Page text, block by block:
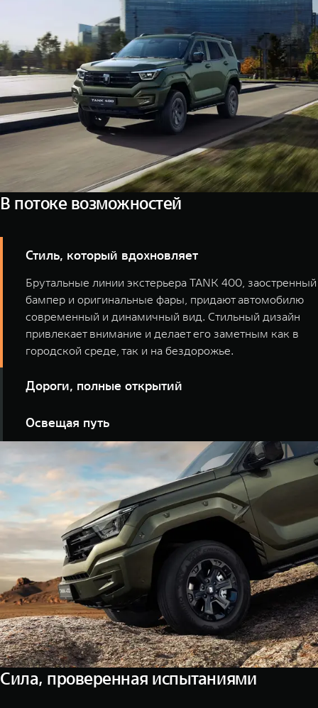
В потоке возможностей
Стиль, который вдохновляет
Брутальные линии экстерьера TANK 400, заостренный
бампер и оригинальные фары, придают автомобилю
современный и динамичный вид. Стильный дизайн
привлекает внимание и делает его заметным как в
городской среде, так и на бездорожье.
Дороги, полные открытий
владельца и его стремление к свободе. Этот
автомобиль готов к любым приключениям и станет
надежным спутником на пути к новым свершениям.
Освещая путь
Фары TANK 400 легко рассекают глухую тьму,
превращая ночные маршруты в захватывающий
элемент ваших экспедиций.
Сила, проверенная испытаниями